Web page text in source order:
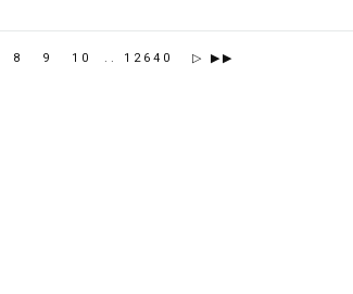
8 9 10 .. 12640 ▷ ▶▶